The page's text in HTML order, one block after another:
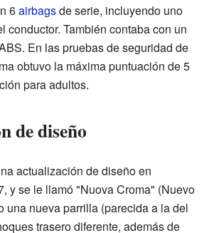
6airbagsde serie, incluyendo uno
conductor. También contaba con un
En las pruebas de seguridad de
obtuvo la máxima puntuación de 5
para adultos.
de diseño
actualización de diseño en
y se le llamó "Nuova Croma" (Nuevo
una nueva parrilla (parecida a la del
trasero diferente, además de